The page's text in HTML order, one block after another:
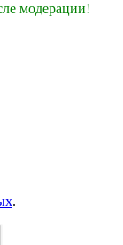
модерации!
.